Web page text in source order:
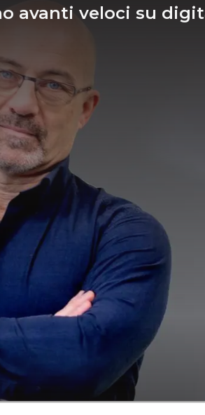
avanti veloci su